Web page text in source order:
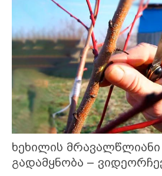
ხეხილის მრავალწლიანი
გადამყნობა –